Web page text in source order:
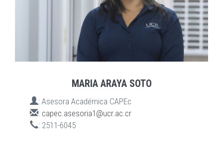
MARIA ARAYA SOTO
: Asesora Académica CAPEc
: capec.asesoria1@ucr.ac.cr
: 2511-6045